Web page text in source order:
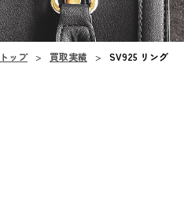
トップ 買取実績 SV925 リング